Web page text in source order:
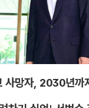
사망자, 2030년